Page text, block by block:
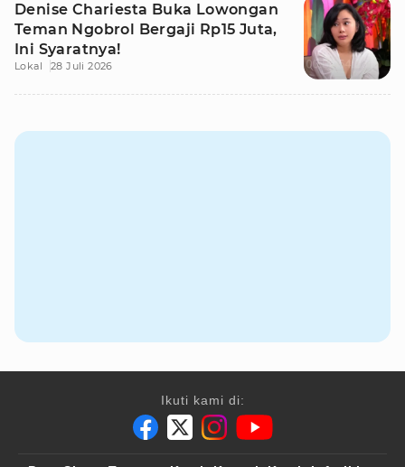
Denise Chariesta Buka Lowongan
Teman Ngobrol Bergaji Rp15 Juta,
Ini Syaratnya!
Lokal 28 Juli 2026
Ikuti kami di: